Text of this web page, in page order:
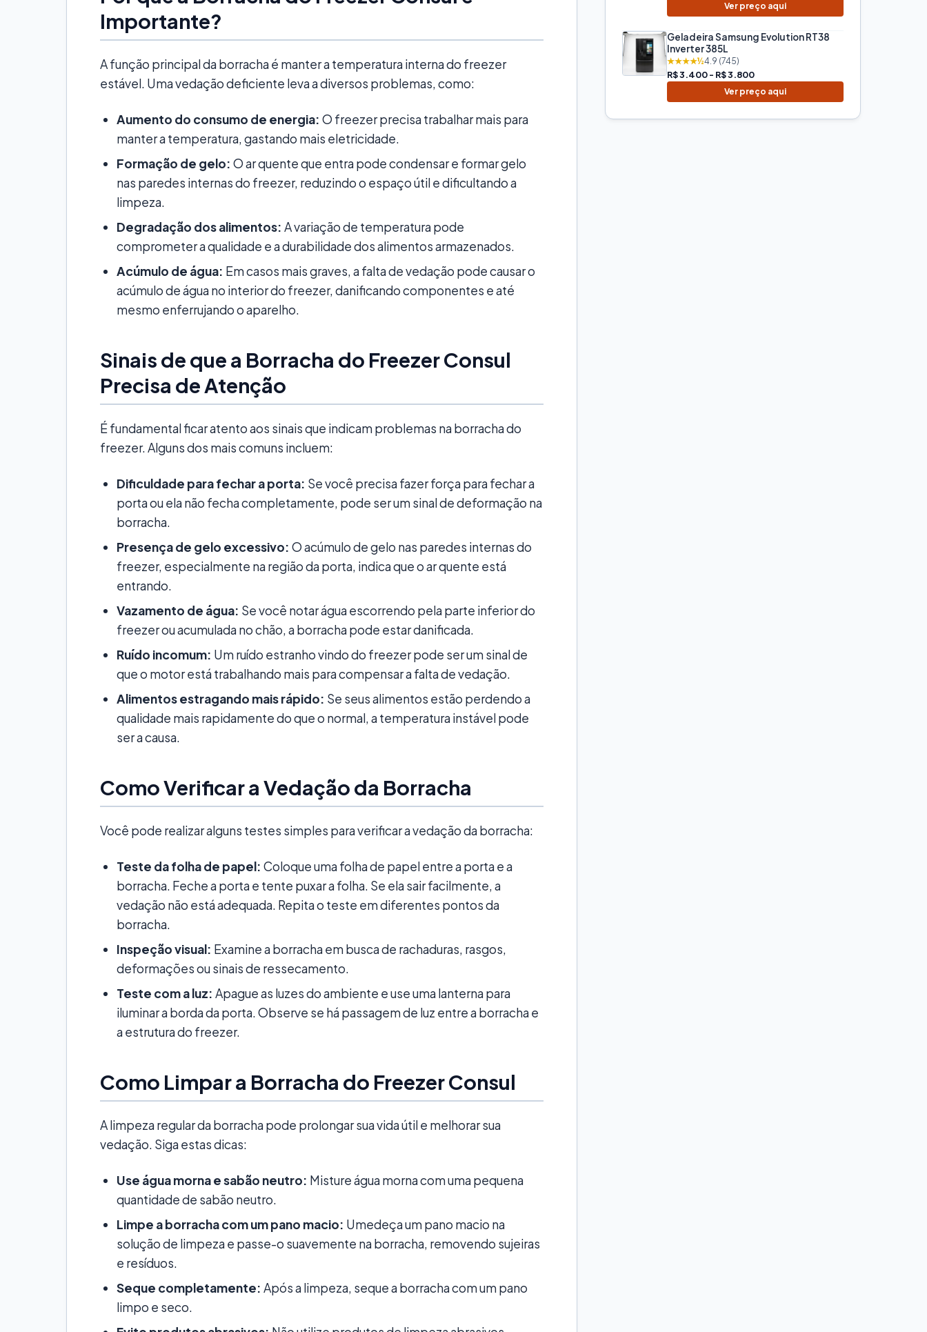
Importante?
A função principal da borracha é manter a temperatura interna do freezer
estável. Uma vedação deficiente leva a diversos problemas, como:
Aumento do consumo de energia: O freezer precisa trabalhar mais para
manter a temperatura, gastando mais eletricidade.
Formação de gelo: O ar quente que entra pode condensar e formar gelo
nas paredes internas do freezer, reduzindo o espaço útil e dificultando a
limpeza.
Degradação dos alimentos: A variação de temperatura pode
comprometer a qualidade e a durabilidade dos alimentos armazenados.
Acúmulo de água: Em casos mais graves, a falta de vedação pode causar o
acúmulo de água no interior do freezer, danificando componentes e até
mesmo enferrujando o aparelho.
Sinais de que a Borracha do Freezer Consul
Precisa de Atenção
É fundamental ficar atento aos sinais que indicam problemas na borracha do
freezer. Alguns dos mais comuns incluem:
Dificuldade para fechar a porta: Se você precisa fazer força para fechar a
porta ou ela não fecha completamente, pode ser um sinal de deformação na
borracha.
Presença de gelo excessivo: O acúmulo de gelo nas paredes internas do
freezer, especialmente na região da porta, indica que o ar quente está
entrando.
Vazamento de água: Se você notar água escorrendo pela parte inferior do
freezer ou acumulada no chão, a borracha pode estar danificada.
Ruído incomum: Um ruído estranho vindo do freezer pode ser um sinal de
que o motor está trabalhando mais para compensar a falta de vedação.
Alimentos estragando mais rápido: Se seus alimentos estão perdendo a
qualidade mais rapidamente do que o normal, a temperatura instável pode
ser a causa.
Como Verificar a Vedação da Borracha
Você pode realizar alguns testes simples para verificar a vedação da borracha:
Teste da folha de papel: Coloque uma folha de papel entre a porta e a
borracha. Feche a porta e tente puxar a folha. Se ela sair facilmente, a
vedação não está adequada. Repita o teste em diferentes pontos da
borracha.
Inspeção visual: Examine a borracha em busca de rachaduras, rasgos,
deformações ou sinais de ressecamento.
Teste com a luz: Apague as luzes do ambiente e use uma lanterna para
iluminar a borda da porta. Observe se há passagem de luz entre a borracha e
a estrutura do freezer.
Como Limpar a Borracha do Freezer Consul
A limpeza regular da borracha pode prolongar sua vida útil e melhorar sua
vedação. Siga estas dicas:
Use água morna e sabão neutro: Misture água morna com uma pequena
quantidade de sabão neutro.
Limpe a borracha com um pano macio: Umedeça um pano macio na
solução de limpeza e passe-o suavemente na borracha, removendo sujeiras
e resíduos.
Seque completamente: Após a limpeza, seque a borracha com um pano
limpo e seco.
Ver preço aqui
Geladeira Samsung Evolution RT38
Inverter 385L
★★★★½4.9 (745)
R$ 3.400 - R$ 3.800
Ver preço aqui